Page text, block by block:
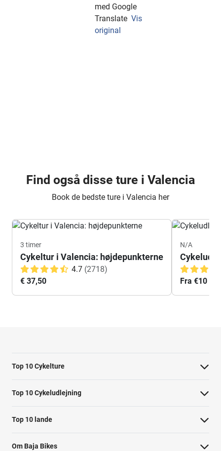
med Google
Translate Vis
original
Find også disse ture i Valencia
Book de bedste ture i Valencia her
3 timer
Cykeltur i Valencia: højdepunkterne
4.7 (2718)
€ 37,50
N/A
Fra €10
Top 10 Cykelture
Cykeltur i Barcelona: højdepunkterne
Cykeltur i Berlin: højdepunkterne
Tur til Paris: højdepunkter
Rom højdepunkter cykeltur
Top 10 Cykeludlejning
Barcelona Cykeludlejning
Berlin Cykeludlejning
Top 10 lande
Cykelture i Holland
Om Baja Bikes